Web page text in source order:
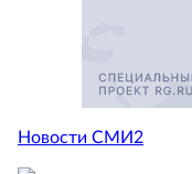
Новости СМИ2